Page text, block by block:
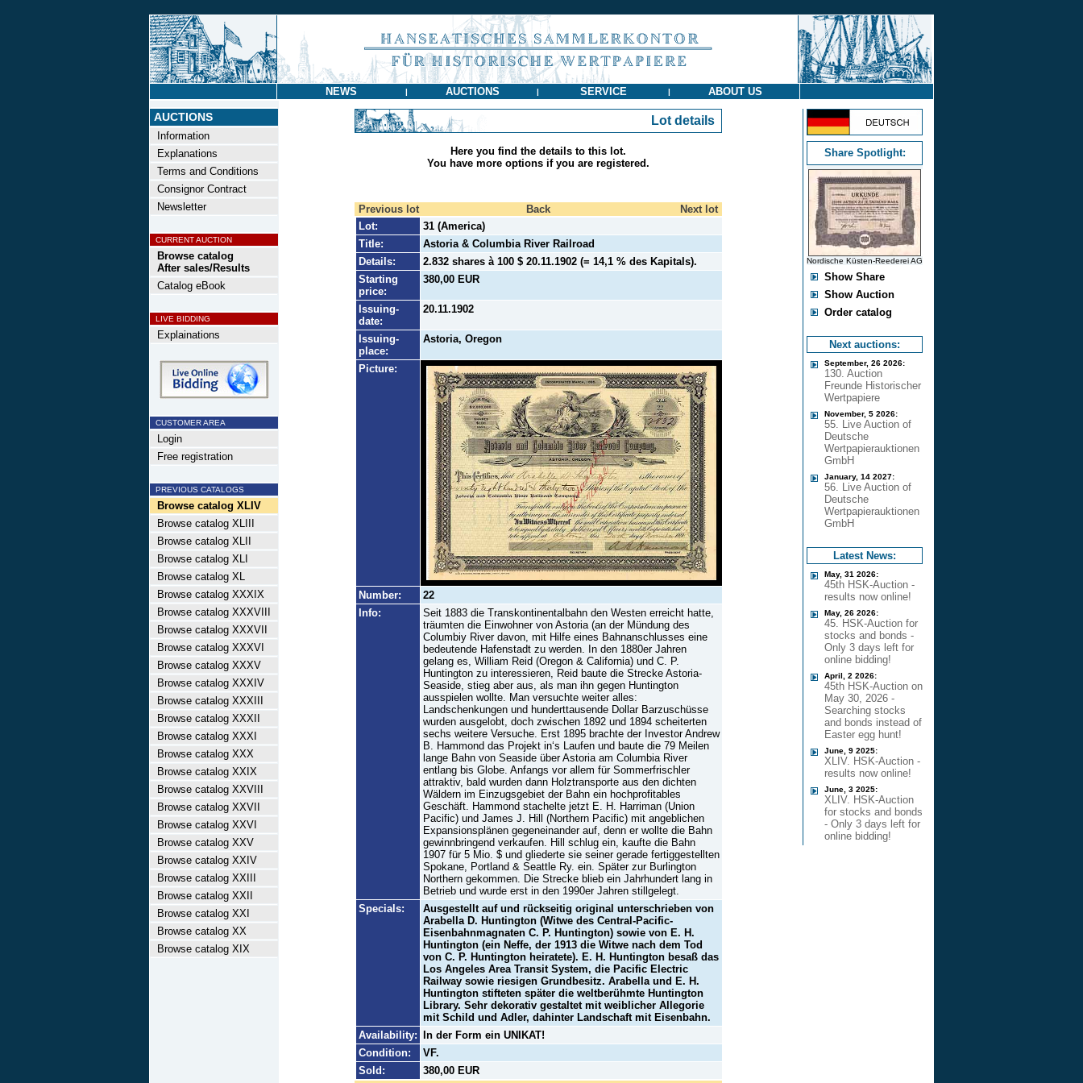
NEWS | AUCTIONS | SERVICE | ABOUT US
AUCTIONS
Information
Explanations
Terms and Conditions
Consignor Contract
Newsletter
CURRENT AUCTION
Browse catalog
After sales/Results
Catalog eBook
LIVE BIDDING
Explainations
CUSTOMER AREA
Login
Free registration
PREVIOUS CATALOGS
Browse catalog XLIV
Browse catalog XLIII
Browse catalog XLII
Browse catalog XLI
Browse catalog XL
Browse catalog XXXIX
Browse catalog XXXVIII
Browse catalog XXXVII
Browse catalog XXXVI
Browse catalog XXXV
Browse catalog XXXIV
Browse catalog XXXIII
Browse catalog XXXII
Browse catalog XXXI
Browse catalog XXX
Browse catalog XXIX
Browse catalog XXVIII
Browse catalog XXVII
Browse catalog XXVI
Browse catalog XXV
Browse catalog XXIV
Browse catalog XXIII
Browse catalog XXII
Browse catalog XXI
Browse catalog XX
Browse catalog XIX
Lot details
Here you find the details to this lot.
You have more options if you are registered.
Previous lot Back
Next lot
Lot:
31 (America)
Title:
Astoria & Columbia River Railroad
Details:
2.832 shares à 100 $ 20.11.1902 (= 14,1 % des Kapitals).
Starting
price:
380,00 EUR
Issuing-
date:
20.11.1902
Issuing-
place:
Astoria, Oregon
Picture:
Number:
22
Info:
Seit 1883 die Transkontinentalbahn den Westen erreicht hatte,
träumten die Einwohner von Astoria (an der Mündung des
Columbiy River davon, mit Hilfe eines Bahnanschlusses eine
bedeutende Hafenstadt zu werden. In den 1880er Jahren
gelang es, William Reid (Oregon & California) und C. P.
Huntington zu interessieren, Reid baute die Strecke Astoria-
Seaside, stieg aber aus, als man ihn gegen Huntington
ausspielen wollte. Man versuchte weiter alles:
Landschenkungen und hunderttausende Dollar Barzuschüsse
wurden ausgelobt, doch zwischen 1892 und 1894 scheiterten
sechs weitere Versuche. Erst 1895 brachte der Investor Andrew
B. Hammond das Projekt in‘s Laufen und baute die 79 Meilen
lange Bahn von Seaside über Astoria am Columbia River
entlang bis Globe. Anfangs vor allem für Sommerfrischler
attraktiv, bald wurden dann Holztransporte aus den dichten
Wäldern im Einzugsgebiet der Bahn ein hochprofitables
Geschäft. Hammond stachelte jetzt E. H. Harriman (Union
Pacific) und James J. Hill (Northern Pacific) mit angeblichen
Expansionsplänen gegeneinander auf, denn er wollte die Bahn
gewinnbringend verkaufen. Hill schlug ein, kaufte die Bahn
1907 für 5 Mio. $ und gliederte sie seiner gerade fertiggestellten
Spokane, Portland & Seattle Ry. ein. Später zur Burlington
Northern gekommen. Die Strecke blieb ein Jahrhundert lang in
Betrieb und wurde erst in den 1990er Jahren stillgelegt.
Specials:
Ausgestellt auf und rückseitig original unterschrieben von
Arabella D. Huntington (Witwe des Central-Pacific-
Eisenbahnmagnaten C. P. Huntington) sowie von E. H.
Huntington (ein Neffe, der 1913 die Witwe nach dem Tod
von C. P. Huntington heiratete). E. H. Huntington besaß das
Los Angeles Area Transit System, die Pacific Electric
Railway sowie riesigen Grundbesitz. Arabella und E. H.
Huntington stifteten später die weltberühmte Huntington
Library. Sehr dekorativ gestaltet mit weiblicher Allegorie
mit Schild und Adler, dahinter Landschaft mit Eisenbahn.
Availability:
In der Form ein UNIKAT!
Condition:
VF.
Sold:
380,00 EUR
Share Spotlight:
Nordische Küsten-Reederei AG
Show Share
Show Auction
Order catalog
Next auctions:
September, 26 2026:
130. Auction
Freunde Historischer
Wertpapiere
November, 5 2026:
55. Live Auction of
Deutsche
Wertpapierauktionen
GmbH
January, 14 2027:
56. Live Auction of
Deutsche
Wertpapierauktionen
GmbH
Latest News:
May, 31 2026:
45th HSK-Auction -
results now online!
May, 26 2026:
45. HSK-Auction for
stocks and bonds -
Only 3 days left for
online bidding!
April, 2 2026:
45th HSK-Auction on
May 30, 2026 -
Searching stocks
and bonds instead of
Easter egg hunt!
June, 9 2025:
XLIV. HSK-Auction -
results now online!
June, 3 2025:
XLIV. HSK-Auction
for stocks and bonds
- Only 3 days left for
online bidding!